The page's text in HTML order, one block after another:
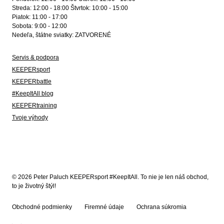
Streda: 12:00 - 18:00 Štvrtok: 10:00 - 15:00
Piatok: 11:00 - 17:00
Sobota: 9:00 - 12:00
Nedeľa, štátne sviatky: ZATVORENÉ
Servis & podpora
KEEPERsport
KEEPERbattle
#KeepItAll blog
KEEPERtraining
Tvoje výhody
© 2026 Peter Paluch KEEPERsport #KeepItAll. To nie je len náš obchod,
to je životný štýl!
Obchodné podmienky Firemné údaje Ochrana súkromia